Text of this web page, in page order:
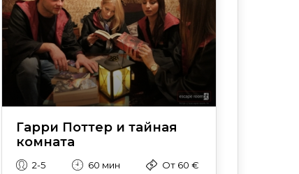
Гарри Поттер и тайная
комната
2-5 60 мин От 60 €